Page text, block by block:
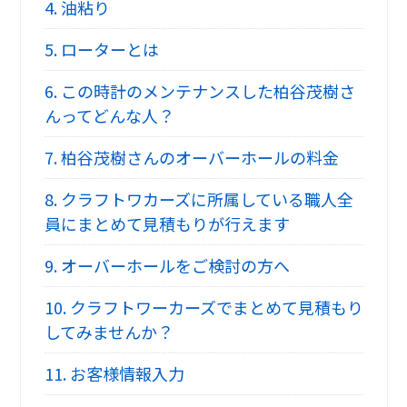
4.油粘り
5.ローターとは
6.この時計のメンテナンスした柏谷茂樹さ
んってどんな人？
7.柏谷茂樹さんのオーバーホールの料金
8.クラフトワカーズに所属している職人全
員にまとめて見積もりが行えます
9.オーバーホールをご検討の方へ
10.クラフトワーカーズでまとめて見積もり
してみませんか？
11.お客様情報入力